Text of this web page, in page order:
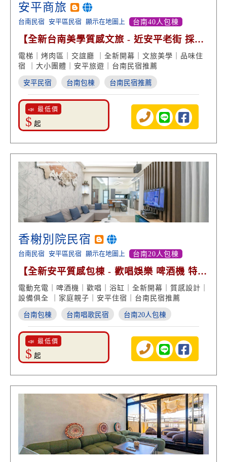
安平商旅
台南民宿 安平區民宿 顯示在地圖上 台南40人包棟
【全新台南美學質感文旅 - 近安平老街 採光
度假風】
電梯｜烤肉區｜交誼廳 ｜全新開幕｜文旅美學｜品味住
宿 ｜大小團體｜安平旅遊｜台南民宿推薦
安平民宿 台南包棟 台南民宿推薦
📣 最低價
$ 起
香榭別院民宿
台南民宿 安平區民宿 顯示在地圖上 台南20人包棟
【全新安平質感包棟 - 歡唱娛樂 啤酒機 特斯
拉充電】
電動充電｜啤酒機｜歡唱｜浴缸｜全新開幕｜質感設計｜
設備俱全 ｜家庭親子｜安平住宿｜台南民宿推薦
台南包棟 台南唱歌民宿 台南20人包棟
📣 最低價
$ 起